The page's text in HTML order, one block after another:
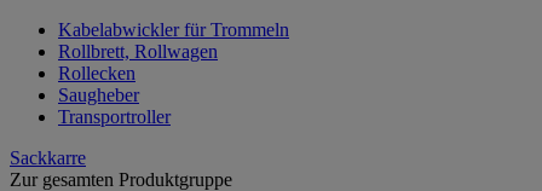
Kabelabwickler für Trommeln
Rollbrett, Rollwagen
Rollecken
Saugheber
Transportroller
Sackkarre
Zur gesamten Produktgruppe